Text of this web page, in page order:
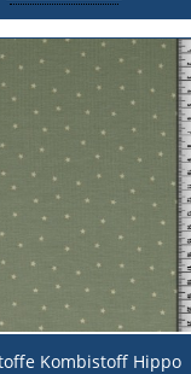
Kombistoff Hippo